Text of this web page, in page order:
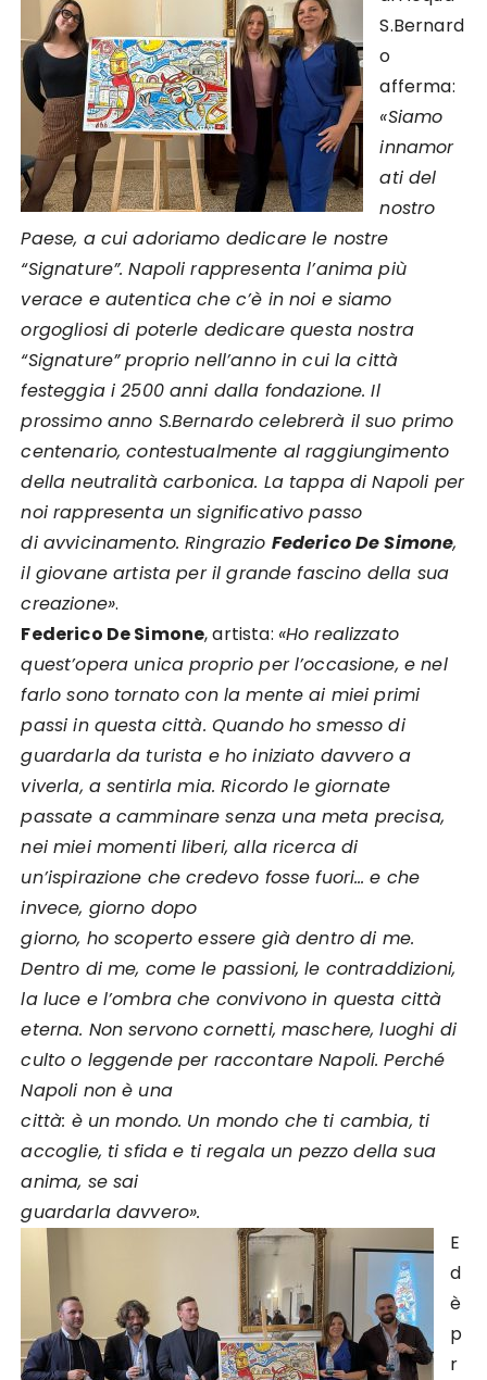
S.Bernard
o
afferma:
«Siamo
innamor
ati del
nostro
Paese, a cui adoriamo dedicare le nostre
“Signature”. Napoli rappresenta l’anima più
verace e autentica che c’è in noi e siamo
orgogliosi di poterle dedicare questa nostra
“Signature” proprio nell’anno in cui la città
festeggia i 2500 anni dalla fondazione. Il
prossimo anno S.Bernardo celebrerà il suo primo
centenario, contestualmente al raggiungimento
della neutralità carbonica. La tappa di Napoli per
noi rappresenta un significativo passo
di avvicinamento. Ringrazio Federico De Simone,
il giovane artista per il grande fascino della sua
creazione».
Federico De Simone, artista: «Ho realizzato
quest’opera unica proprio per l’occasione, e nel
farlo sono tornato con la mente ai miei primi
passi in questa città. Quando ho smesso di
guardarla da turista e ho iniziato davvero a
viverla, a sentirla mia. Ricordo le giornate
passate a camminare senza una meta precisa,
nei miei momenti liberi, alla ricerca di
un’ispirazione che credevo fosse fuori… e che
invece, giorno dopo
giorno, ho scoperto essere già dentro di me.
Dentro di me, come le passioni, le contraddizioni,
la luce e l’ombra che convivono in questa città
eterna. Non servono cornetti, maschere, luoghi di
culto o leggende per raccontare Napoli. Perché
Napoli non è una
città: è un mondo. Un mondo che ti cambia, ti
accoglie, ti sfida e ti regala un pezzo della sua
anima, se sai
guardarla davvero».
E
d
è
p
r